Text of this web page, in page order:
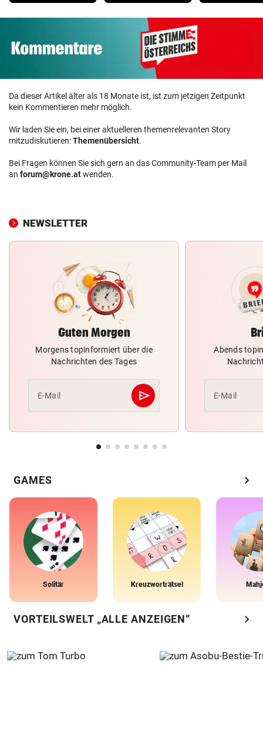
Da dieser Artikel älter als 18 Monate ist, ist zum jetzigen Zeitpunkt
kein Kommentieren mehr möglich.
Wir laden Sie ein, bei einer aktuelleren themenrelevanten Story
mitzudiskutieren:Themenübersicht.
Bei Fragen können Sie sich gern an das Community-Team per Mail
an forum@krone.atwenden.
NEWSLETTER
Guten Morgen
Morgens topinformiert über die
Nachrichten des Tages
E-Mail send
Abschicken
Abends
E-Mail
GAMES chevron_right
Solitär Kreuzworträtsel
VORTEILSWELT „ALLE ANZEIGEN“ chevron_right